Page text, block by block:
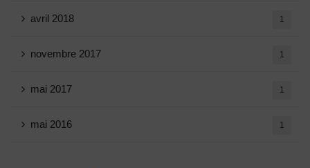
avril 2018 1
novembre 2017 1
mai 2017 1
mai 2016 1